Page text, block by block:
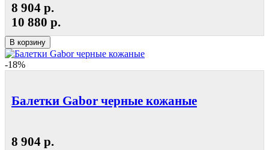
8 904 р.
10 880 р.
В корзину
-18%
Балетки Gabor черные кожаные
8 904 р.